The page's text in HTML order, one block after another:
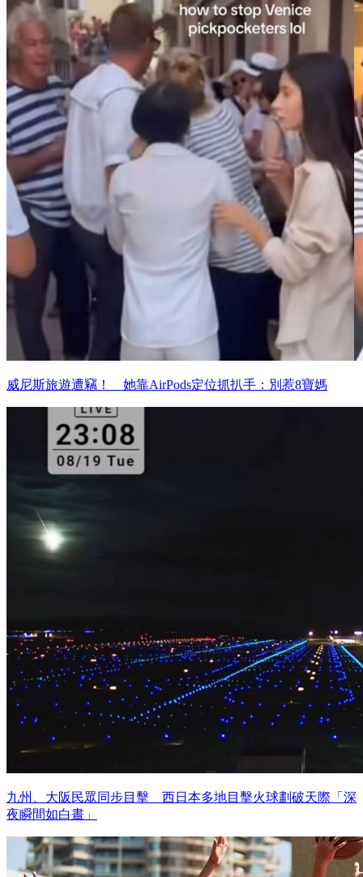
威尼斯旅遊遭竊！ 她靠AirPods定位抓扒手：別惹8寶媽
九州、大阪民眾同步目擊 西日本多地目擊火球劃破天際「深
夜瞬間如白晝」